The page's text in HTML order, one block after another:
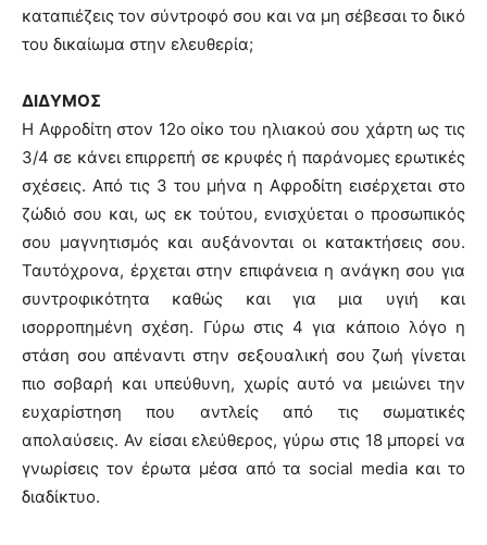
καταπιέζεις τον σύντροφό σου και να μη σέβεσαι το δικό
του δικαίωμα στην ελευθερία;
ΔΙΔΥΜΟΣ
Η Αφροδίτη στον 12ο οίκο του ηλιακού σου χάρτη ως τις
3/4 σε κάνει επιρρεπή σε κρυφές ή παράνομες ερωτικές
σχέσεις. Από τις 3 του μήνα η Αφροδίτη εισέρχεται στο
ζώδιό σου και, ως εκ τούτου, ενισχύεται ο προσωπικός
σου μαγνητισμός και αυξάνονται οι κατακτήσεις σου.
Ταυτόχρονα, έρχεται στην επιφάνεια η ανάγκη σου για
συντροφικότητα καθώς και για μια υγιή και
ισορροπημένη σχέση. Γύρω στις 4 για κάποιο λόγο η
στάση σου απέναντι στην σεξουαλική σου ζωή γίνεται
πιο σοβαρή και υπεύθυνη, χωρίς αυτό να μειώνει την
ευχαρίστηση που αντλείς από τις σωματικές
απολαύσεις. Αν είσαι ελεύθερος, γύρω στις 18 μπορεί να
γνωρίσεις τον έρωτα μέσα από τα social media και το
διαδίκτυο.